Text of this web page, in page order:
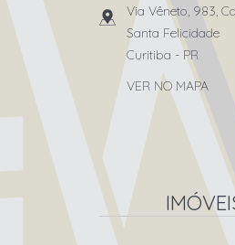
Via Vêneto, 983,
Santa Felicidade
Curitiba - PR
VER NO MAPA